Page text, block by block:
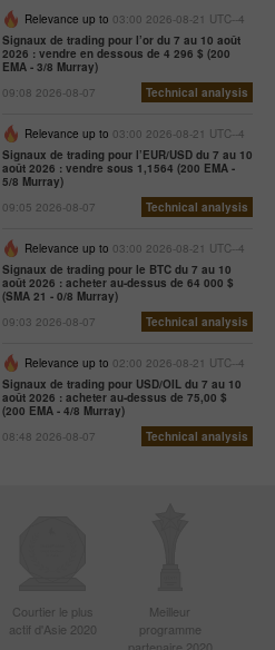
Relevance up to 03:00 2026-08-21 UTC--4
Signaux de trading pour l’or du 7 au 10 août
2026 : vendre en dessous de 4 296 $ (200
EMA - 3/8 Murray)
09:08 2026-08-07
Technical analysis
Relevance up to 03:00 2026-08-21 UTC--4
Signaux de trading pour l’EUR/USD du 7 au 10
août 2026 : vendre sous 1,1564 (200 EMA -
5/8 Murray)
09:05 2026-08-07
Technical analysis
Relevance up to 03:00 2026-08-21 UTC--4
Signaux de trading pour le BTC du 7 au 10
août 2026 : acheter au-dessus de 64 000 $
(SMA 21 - 0/8 Murray)
09:03 2026-08-07
Technical analysis
Relevance up to 02:00 2026-08-21 UTC--4
Signaux de trading pour USD/OIL du 7 au 10
août 2026 : acheter au-dessus de 75,00 $
(200 EMA - 4/8 Murray)
08:48 2026-08-07
Technical analysis
Courtier le plus
actif d'Asie 2020
Meilleur
programme